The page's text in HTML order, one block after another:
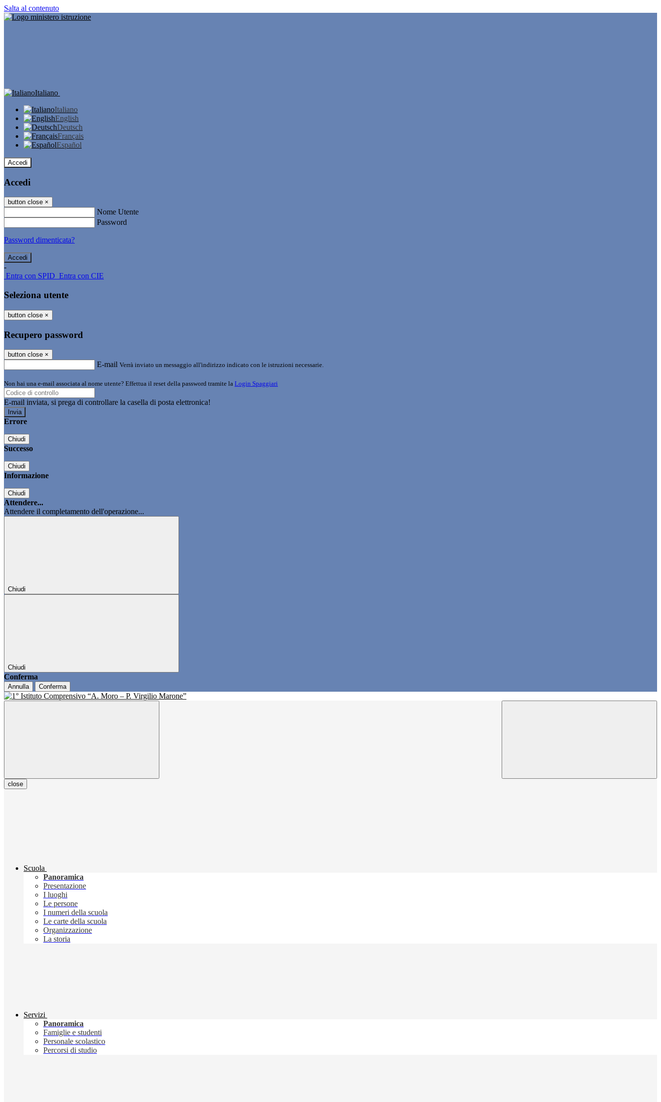
Salta al contenuto
Italiano
Italiano
English
Deutsch
Français
Español
Accedi
Accedi
button close ×
Nome Utente
Password
Password dimenticata?
-
Entra con SPID Entra con CIE
Seleziona utente
button close ×
Recupero password
button close ×
E-mail Verrà inviato un messaggio all'indirizzo indicato con le istruzioni necessarie.
Non hai una e-mail associata al nome utente? Effettua il reset della password tramite la Login Spaggiari
E-mail inviata, si prega di controllare la casella di posta elettronica!
Errore
Chiudi
Successo
Chiudi
Informazione
Chiudi
Attendere...
Attendere il completamento dell'operazione...
Chiudi
Chiudi
Conferma
Annulla Conferma
close
Scuola
Panoramica
Presentazione
I luoghi
Le persone
I numeri della scuola
Le carte della scuola
Organizzazione
La storia
Servizi
Panoramica
Famiglie e studenti
Personale scolastico
Percorsi di studio